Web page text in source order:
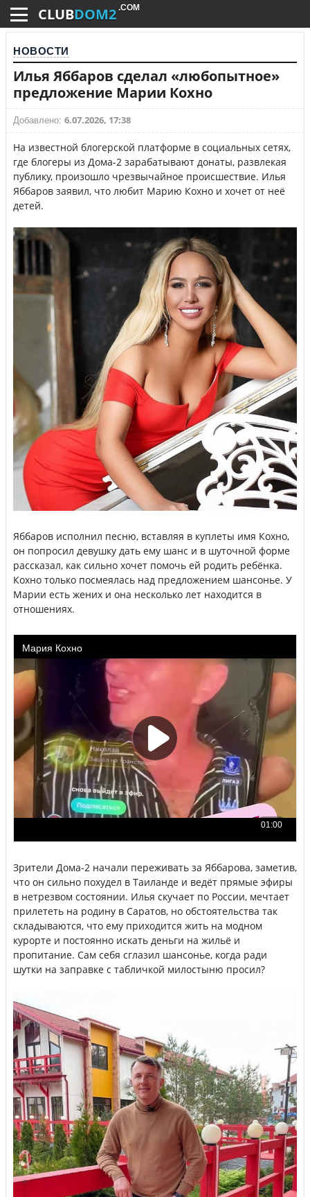
CLUBDOM2 .COM
НОВОСТИ
Илья Яббаров сделал «любопытное»
предложение Марии Кохно
Добавлено: 6.07.2026, 17:38
На известной блогерской платформе в социальных сетях,
где блогеры из Дома-2 зарабатывают донаты, развлекая
публику, произошло чрезвычайное происшествие. Илья
Яббаров заявил, что любит Марию Кохно и хочет от неё
детей.
Яббаров исполнил песню, вставляя в куплеты имя Кохно,
он попросил девушку дать ему шанс и в шуточной форме
рассказал, как сильно хочет помочь ей родить ребёнка.
Кохно только посмеялась над предложением шансонье. У
Марии есть жених и она несколько лет находится в
отношениях.
Зрители Дома-2 начали переживать за Яббарова, заметив,
что он сильно похудел в Таиланде и ведёт прямые эфиры
в нетрезвом состоянии. Илья скучает по России, мечтает
прилететь на родину в Саратов, но обстоятельства так
складываются, что ему приходится жить на модном
курорте и постоянно искать деньги на жильё и
пропитание. Сам себя сглазил шансонье, когда ради
шутки на заправке с табличкой милостыню просил?